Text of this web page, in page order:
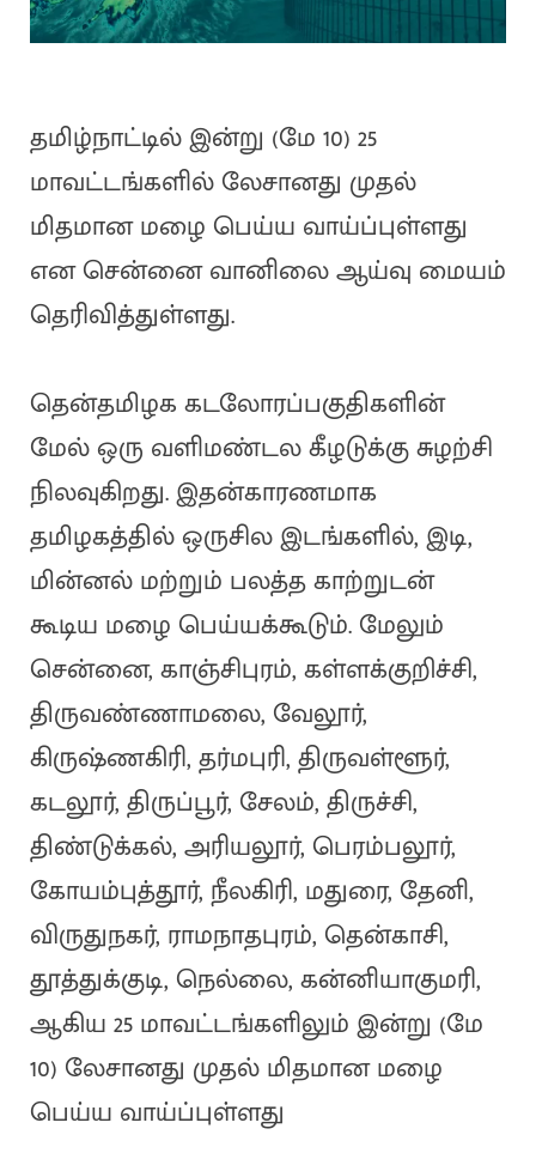
தமிழ்நாட்டில் இன்று (மே 10) 25
மாவட்டங்களில் லேசானது முதல்
மிதமான மழை பெய்ய வாய்ப்புள்ளது
என சென்னை வானிலை ஆய்வு மையம்
தெரிவித்துள்ளது.
தென்தமிழக கடலோரப்பகுதிகளின்
மேல் ஒரு வளிமண்டல கீழடுக்கு சுழற்சி
நிலவுகிறது. இதன்காரணமாக
தமிழகத்தில் ஒருசில இடங்களில், இடி,
மின்னல் மற்றும் பலத்த காற்றுடன்
கூடிய மழை பெய்யக்கூடும். மேலும்
சென்னை, காஞ்சிபுரம், கள்ளக்குறிச்சி,
திருவண்ணாமலை, வேலூர்,
கிருஷ்ணகிரி, தர்மபுரி, திருவள்ளூர்,
கடலூர், திருப்பூர், சேலம், திருச்சி,
திண்டுக்கல், அரியலூர், பெரம்பலூர்,
கோயம்புத்தூர், நீலகிரி, மதுரை, தேனி,
விருதுநகர், ராமநாதபுரம், தென்காசி,
தூத்துக்குடி, நெல்லை, கன்னியாகுமரி,
ஆகிய 25 மாவட்டங்களிலும் இன்று (மே
10) லேசானது முதல் மிதமான மழை
பெய்ய வாய்ப்புள்ளது